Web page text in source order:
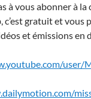
à vous abonner à
c’est gratuit et vous
et émissions en
user/